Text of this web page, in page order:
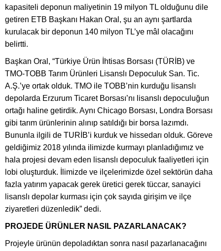
kapasiteli deponun maliyetinin 19 milyon TL olduğunu dile
getiren ETB Başkanı Hakan Oral, şu an aynı şartlarda
kurulacak bir deponun 140 milyon TL’ye mâl olacağını
belirtti.
Başkan Oral, “Türkiye Ürün İhtisas Borsası (TÜRİB) ve
TMO-TOBB Tarım Ürünleri Lisanslı Depoculuk San. Tic.
A.Ş.’ye ortak olduk. TMO ile TOBB’nin kurduğu lisanslı
depolarda Erzurum Ticaret Borsası’nı lisanslı depoculuğun
ortağı haline getirdik. Aynı Chicago Borsası, Londra Borsası
gibi tarım ürünlerinin alınıp satıldığı bir borsa lazımdı.
Bununla ilgili de TURİB’i kurduk ve hissedarı olduk. Göreve
geldiğimiz 2018 yılında ilimizde kurmayı planladığımız ve
hala projesi devam eden lisanslı depoculuk faaliyetleri için
lobi oluşturduk. İlimizde ve ilçelerimizde özel sektörün daha
fazla yatırım yapacak gerek üretici gerek tüccar, sanayici
lisanslı depolar kurması için çok sayıda girişim ve ilçe
ziyaretleri düzenledik” dedi.
PROJEDE ÜRÜNLER NASIL PAZARLANACAK?
Projeyle ürünün depoladıktan sonra nasıl pazarlanacağını